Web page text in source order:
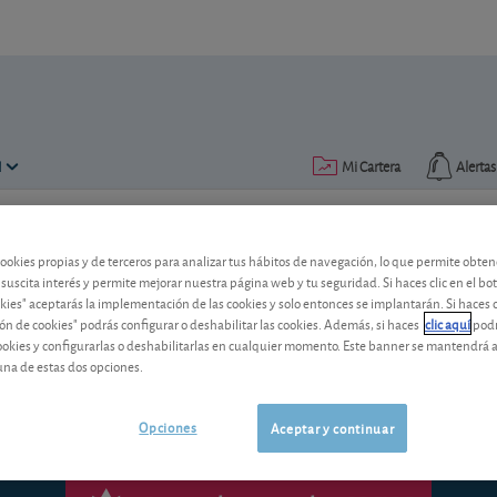
Alertas
Mi Cartera
lectura: 6 min.
La crisis se recrudece: ¿qué
Acumula unas ganancias del 3,7%
propias y de terceros para analizar tus hábitos de navegación, lo que permite
interés y permite mejorar nuestra página web y tu seguridad. Si haces clic en el
aceptarás la implementación de las cookies y solo entonces se implantarán. Si haces
de cookies" podrás configurar o deshabilitar las cookies. Además, si haces clic aquí
y configurarlas o deshabilitarlas en cualquier momento. Este banner se mantendrá
de estas dos opciones.
Aceptar y continuar
Opciones